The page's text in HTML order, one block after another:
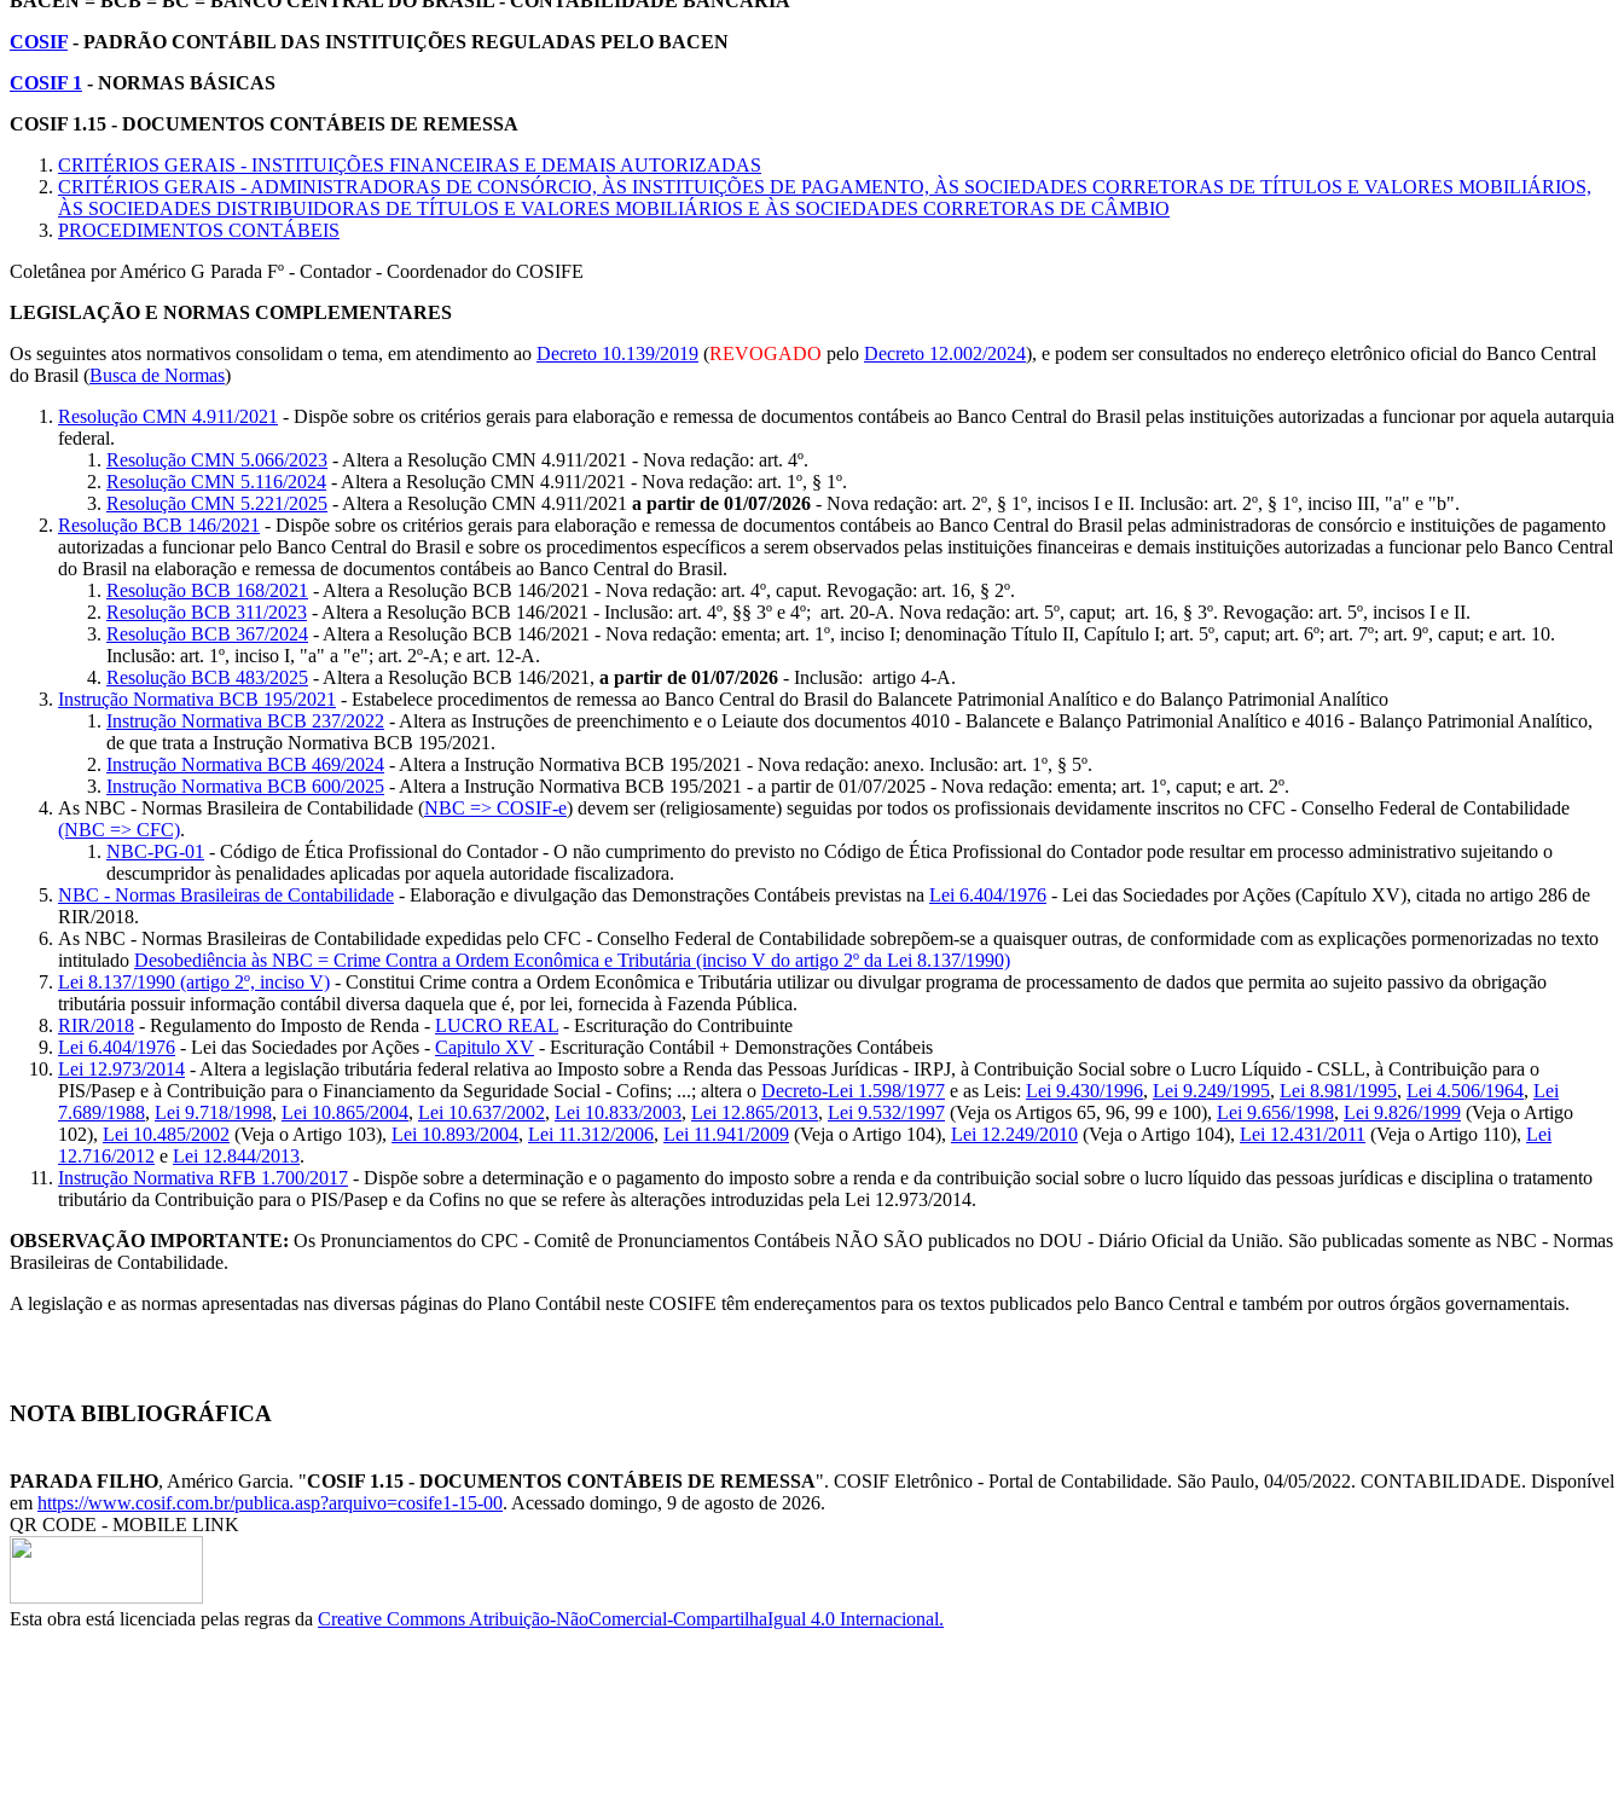
COSIF - PADRÃO CONTÁBIL DAS INSTITUIÇÕES REGULADAS PELO BACEN
COSIF 1 - NORMAS BÁSICAS
COSIF 1.15 - DOCUMENTOS CONTÁBEIS DE REMESSA
CRITÉRIOS GERAIS - INSTITUIÇÕES FINANCEIRAS E DEMAIS AUTORIZADAS
CRITÉRIOS GERAIS - ADMINISTRADORAS DE CONSÓRCIO, ÀS INSTITUIÇÕES DE PAGAMENTO, ÀS SOCIEDADES CORRETORAS DE TÍTULOS E VALORES MOBILIÁRIOS,
ÀS SOCIEDADES DISTRIBUIDORAS DE TÍTULOS E VALORES MOBILIÁRIOS E ÀS SOCIEDADES CORRETORAS DE CÂMBIO
PROCEDIMENTOS CONTÁBEIS
Coletânea por Américo G Parada Fº - Contador - Coordenador do COSIFE
LEGISLAÇÃO E NORMAS COMPLEMENTARES
Os seguintes atos normativos consolidam o tema, em atendimento ao Decreto 10.139/2019 (REVOGADO pelo Decreto 12.002/2024), e podem ser consultados no endereço eletrônico oficial do Banco Central
do Brasil (Busca de Normas)
Resolução CMN 4.911/2021 - Dispõe sobre os critérios gerais para elaboração e remessa de documentos contábeis ao Banco Central do Brasil pelas instituições autorizadas a funcionar por aquela autarquia
federal.
Resolução CMN 5.066/2023 - Altera a Resolução CMN 4.911/2021 - Nova redação: art. 4º.
Resolução CMN 5.116/2024 - Altera a Resolução CMN 4.911/2021 - Nova redação: art. 1º, § 1º.
Resolução CMN 5.221/2025 - Altera a Resolução CMN 4.911/2021 a partir de 01/07/2026 - Nova redação: art. 2º, § 1º, incisos I e II. Inclusão: art. 2º, § 1º, inciso III, "a" e "b".
Resolução BCB 146/2021 - Dispõe sobre os critérios gerais para elaboração e remessa de documentos contábeis ao Banco Central do Brasil pelas administradoras de consórcio e instituições de pagamento
autorizadas a funcionar pelo Banco Central do Brasil e sobre os procedimentos específicos a serem observados pelas instituições financeiras e demais instituições autorizadas a funcionar pelo Banco Central
do Brasil na elaboração e remessa de documentos contábeis ao Banco Central do Brasil.
Resolução BCB 168/2021 - Altera a Resolução BCB 146/2021 - Nova redação: art. 4º, caput. Revogação: art. 16, § 2º.
Resolução BCB 311/2023 - Altera a Resolução BCB 146/2021 - Inclusão: art. 4º, §§ 3º e 4º; art. 20-A. Nova redação: art. 5º, caput; art. 16, § 3º. Revogação: art. 5º, incisos I e II.
Resolução BCB 367/2024 - Altera a Resolução BCB 146/2021 - Nova redação: ementa; art. 1º, inciso I; denominação Título II, Capítulo I; art. 5º, caput; art. 6º; art. 7º; art. 9º, caput; e art. 10.
Inclusão: art. 1º, inciso I, "a" a "e"; art. 2º-A; e art. 12-A.
Resolução BCB 483/2025 - Altera a Resolução BCB 146/2021, a partir de 01/07/2026 - Inclusão: artigo 4-A.
Instrução Normativa BCB 195/2021 - Estabelece procedimentos de remessa ao Banco Central do Brasil do Balancete Patrimonial Analítico e do Balanço Patrimonial Analítico
Instrução Normativa BCB 237/2022 - Altera as Instruções de preenchimento e o Leiaute dos documentos 4010 - Balancete e Balanço Patrimonial Analítico e 4016 - Balanço Patrimonial Analítico,
de que trata a Instrução Normativa BCB 195/2021.
Instrução Normativa BCB 469/2024 - Altera a Instrução Normativa BCB 195/2021 - Nova redação: anexo. Inclusão: art. 1º, § 5º.
Instrução Normativa BCB 600/2025 - Altera a Instrução Normativa BCB 195/2021 - a partir de 01/07/2025 - Nova redação: ementa; art. 1º, caput; e art. 2º.
As NBC - Normas Brasileira de Contabilidade (NBC => COSIF-e) devem ser (religiosamente) seguidas por todos os profissionais devidamente inscritos no CFC - Conselho Federal de Contabilidade
(NBC => CFC).
NBC-PG-01 - Código de Ética Profissional do Contador - O não cumprimento do previsto no Código de Ética Profissional do Contador pode resultar em processo administrativo sujeitando o
descumpridor às penalidades aplicadas por aquela autoridade fiscalizadora.
NBC - Normas Brasileiras de Contabilidade - Elaboração e divulgação das Demonstrações Contábeis previstas na Lei 6.404/1976 - Lei das Sociedades por Ações (Capítulo XV), citada no artigo 286 de
RIR/2018.
As NBC - Normas Brasileiras de Contabilidade expedidas pelo CFC - Conselho Federal de Contabilidade sobrepõem-se a quaisquer outras, de conformidade com as explicações pormenorizadas no texto
intitulado Desobediência às NBC = Crime Contra a Ordem Econômica e Tributária (inciso V do artigo 2º da Lei 8.137/1990)
Lei 8.137/1990 (artigo 2º, inciso V) - Constitui Crime contra a Ordem Econômica e Tributária utilizar ou divulgar programa de processamento de dados que permita ao sujeito passivo da obrigação
tributária possuir informação contábil diversa daquela que é, por lei, fornecida à Fazenda Pública.
RIR/2018 - Regulamento do Imposto de Renda - LUCRO REAL - Escrituração do Contribuinte
Lei 6.404/1976 - Lei das Sociedades por Ações - Capitulo XV - Escrituração Contábil + Demonstrações Contábeis
Lei 12.973/2014 - Altera a legislação tributária federal relativa ao Imposto sobre a Renda das Pessoas Jurídicas - IRPJ, à Contribuição Social sobre o Lucro Líquido - CSLL, à Contribuição para o
PIS/Pasep e à Contribuição para o Financiamento da Seguridade Social - Cofins; ...; altera o Decreto-Lei 1.598/1977 e as Leis: Lei 9.430/1996, Lei 9.249/1995, Lei 8.981/1995, Lei 4.506/1964, Lei
7.689/1988, Lei 9.718/1998, Lei 10.865/2004, Lei 10.637/2002, Lei 10.833/2003, Lei 12.865/2013, Lei 9.532/1997 (Veja os Artigos 65, 96, 99 e 100), Lei 9.656/1998, Lei 9.826/1999 (Veja o Artigo
102), Lei 10.485/2002 (Veja o Artigo 103), Lei 10.893/2004, Lei 11.312/2006, Lei 11.941/2009 (Veja o Artigo 104), Lei 12.249/2010 (Veja o Artigo 104), Lei 12.431/2011 (Veja o Artigo 110), Lei
12.716/2012 e Lei 12.844/2013.
Instrução Normativa RFB 1.700/2017 - Dispõe sobre a determinação e o pagamento do imposto sobre a renda e da contribuição social sobre o lucro líquido das pessoas jurídicas e disciplina o tratamento
tributário da Contribuição para o PIS/Pasep e da Cofins no que se refere às alterações introduzidas pela Lei 12.973/2014.
OBSERVAÇÃO IMPORTANTE: Os Pronunciamentos do CPC - Comitê de Pronunciamentos Contábeis NÃO SÃO publicados no DOU - Diário Oficial da União. São publicadas somente as NBC - Normas
Brasileiras de Contabilidade.
A legislação e as normas apresentadas nas diversas páginas do Plano Contábil neste COSIFE têm endereçamentos para os textos publicados pelo Banco Central e também por outros órgãos governamentais.
NOTA BIBLIOGRÁFICA
PARADA FILHO, Américo Garcia. "COSIF 1.15 - DOCUMENTOS CONTÁBEIS DE REMESSA". COSIF Eletrônico - Portal de Contabilidade. São Paulo, 04/05/2022. CONTABILIDADE. Disponível
em https://www.cosif.com.br/publica.asp?arquivo=cosife1-15-00. Acessado domingo, 9 de agosto de 2026.
QR CODE - MOBILE LINK
Esta obra está licenciada pelas regras da Creative Commons Atribuição-NãoComercial-CompartilhaIgual 4.0 Internacional.